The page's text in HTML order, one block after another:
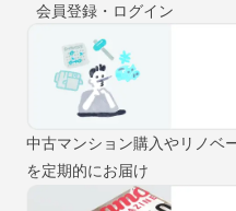
会員登録・ログイン
中古マンション購入やリノベ
を定期的にお届け